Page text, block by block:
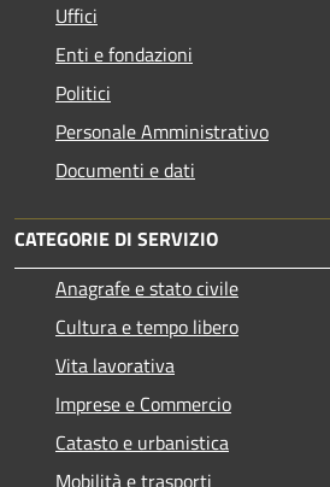
Uffici
Enti e fondazioni
Politici
Personale Amministrativo
Documenti e dati
CATEGORIE DI SERVIZIO
Anagrafe e stato civile
Cultura e tempo libero
Vita lavorativa
Imprese e Commercio
Catasto e urbanistica